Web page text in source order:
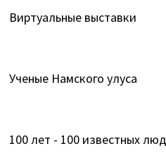
Виртуальные выставки
Ученые Намского улуса
100 лет - 100 известных